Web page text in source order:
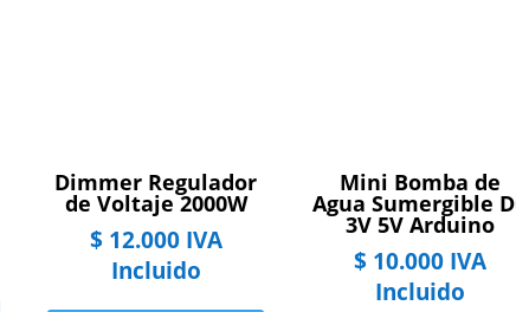
Dimmer Regulador
de Voltaje 2000W
$12.000 IVA
Incluido
Mini Bomba de
Agua Sumergible
3V 5V Arduino
$10.000 IVA
Incluido